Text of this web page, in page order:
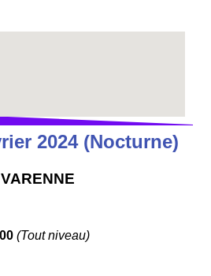
2024 (Nocturne)
(Tout niveau)